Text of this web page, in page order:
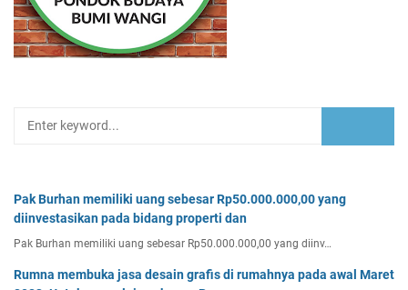
Pak Burhan memiliki uang sebesar Rp50.000.000,00 yang
diinvestasikan pada bidang properti dan
Pak Burhan memiliki uang sebesar Rp50.000.000,00 yang diinv…
Rumna membuka jasa desain grafis di rumahnya pada awal Maret